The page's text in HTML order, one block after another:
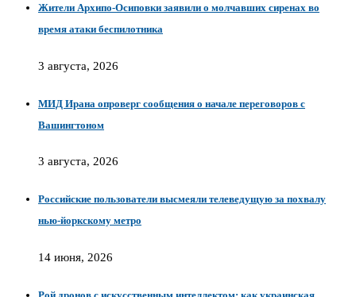
Жители Архипо-Осиповки заявили о молчавших сиренах во
время атаки беспилотника
3 августа, 2026
МИД Ирана опроверг сообщения о начале переговоров с
Вашингтоном
3 августа, 2026
Российские пользователи высмеяли телеведущую за похвалу
нью-йоркскому метро
14 июня, 2026